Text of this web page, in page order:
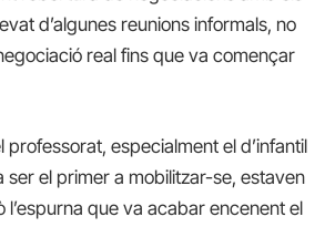
d’algunes reunions informals, no
real fins que va començar
professorat, especialment el d’infantil
ser el primer a mobilitzar-se, estaven
l’espurna que va acabar encenent el